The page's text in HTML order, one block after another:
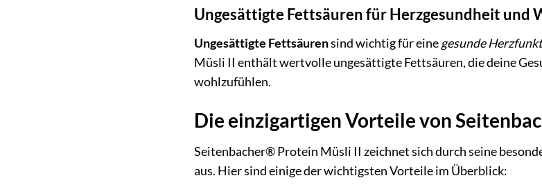
Ungesättigte Fettsäuren für Herzgesundheit und
Ungesättigte Fettsäurensind wichtig für einegesunde
Müsli II enthält wertvolle ungesättigte Fettsäuren, die deine
wohlzufühlen.
Die einzigartigen Vorteile von
Seitenbacher® Protein Müsli II zeichnet sich durch seine
aus. Hier sind einige der wichtigsten Vorteile im Überblick: